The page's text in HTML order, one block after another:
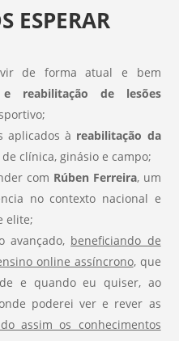
ESPERAR
de forma atual e bem
e reabilitação de lesões
aplicados à reabilitação da
clínica, ginásio e campo;
com Rúben Ferreira, um
no contexto nacional e
elite;
avançado, beneficiando de
online assíncrono, que
e quando eu quiser, ao
poderei ver e rever as
assim os conhecimentos